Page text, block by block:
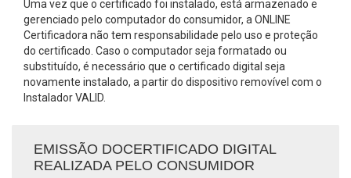
Uma vez que o certificado foi instalado, está armazenado e
gerenciado pelo computador do consumidor, a ONLINE
Certificadora não tem responsabilidade pelo uso e proteção
do certificado. Caso o computador seja formatado ou
substituído, é necessário que o certificado digital seja
novamente instalado, a partir do dispositivo removível com o
Instalador VALID.
EMISSÃO DOCERTIFICADO DIGITAL
REALIZADA PELO CONSUMIDOR